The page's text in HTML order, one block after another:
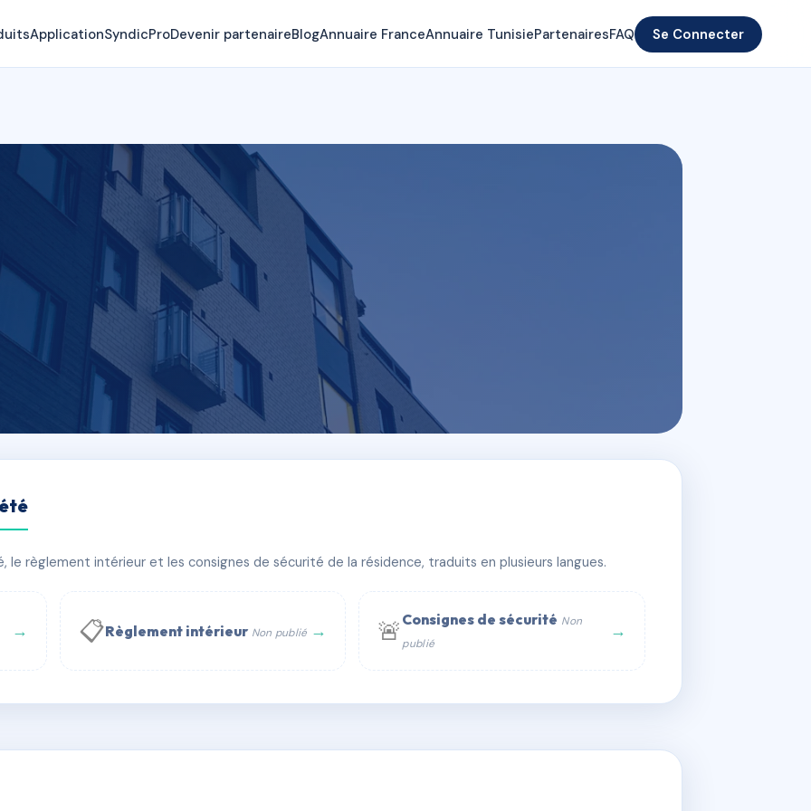
ApplicationSyndicProDevenir partenaireBlogAnnuaire FranceAnnuaire TunisiePartenairesFAQ Se Connecter
WhatsApp
règlement intérieur et les consignes de sécurité de la résidence, traduits en plusieurs langues.
→ 📋Règlement intérieur Non publié → 🚨 Consignes de sécurité Non
publié
→
AD5950829 🇫🇷